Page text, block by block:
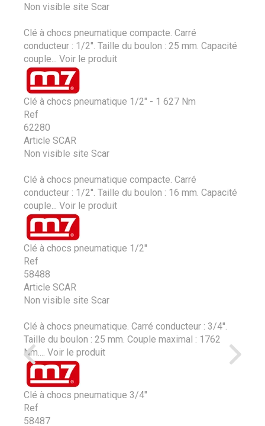
Non visible site Scar
Clé à chocs pneumatique compacte. Carré
conducteur : 1/2''. Taille du boulon : 25 mm. Capacité
couple...
Voir le produit
Clé à chocs pneumatique 1/2" - 1 627 Nm
Ref
62280
Article SCAR
Non visible site Scar
Clé à chocs pneumatique compacte. Carré
conducteur : 1/2''. Taille du boulon : 16 mm. Capacité
couple...
Voir le produit
Clé à chocs pneumatique 1/2''
Ref
58488
Article SCAR
Non visible site Scar
Clé à chocs pneumatique. Carré conducteur : 3/4''.
Taille du boulon : 25 mm. Couple maximal : 1762
Nm....
Voir le produit
Clé à chocs pneumatique 3/4"
Ref
58487